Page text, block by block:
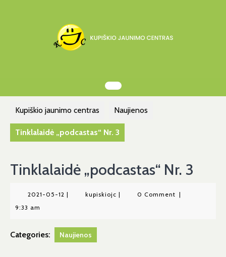
Kupiškio jaunimo centras Naujienos
Tinklalaidė „podcastas“ Nr. 3
Tinklalaidė „podcastas“ Nr. 3
2021-05-12 2021-
| kupiskiojckupiskiojc
| 0 Comment |
9:33 am
Categories: Naujienos